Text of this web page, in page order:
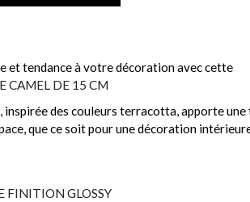
et tendance à votre décoration avec cette
CAMEL DE 15 CM
inspirée des couleurs terracotta, apporte
que ce soit pour une décoration
FINITION GLOSSY